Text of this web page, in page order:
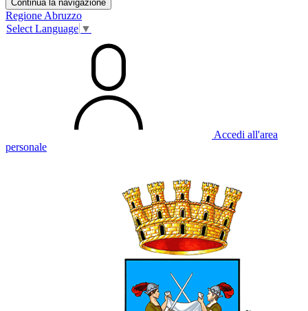
Continua la navigazione
Regione Abruzzo
Select Language ▼
Accedi all'area
personale